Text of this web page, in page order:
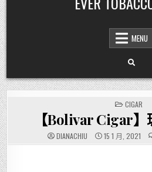
to
content
MENU
POSTED
IN
CIGAR
【Bolivar Cigar
DIANACHIU 15 1 月, 2021